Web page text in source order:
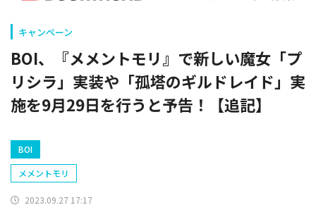
キャンペーン
BOI、『メメントモリ』で新しい魔女「プ
リシラ」実装や「孤塔のギルドレイド」実
施を9月29日を行うと予告！【追記】
BOI
メメントモリ
2023.09.27 17:17